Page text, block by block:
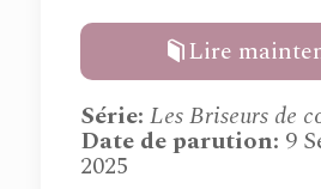
Lire
Série: Les Briseurs de
Date de parution: 9
2025